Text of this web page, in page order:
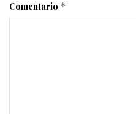
Comentario *